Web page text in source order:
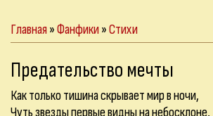
Главная»Фанфики»Стихи
Предательство мечты
Как только тишина скрывает мир в ночи,
Чуть звезды первые видны на небосклоне,